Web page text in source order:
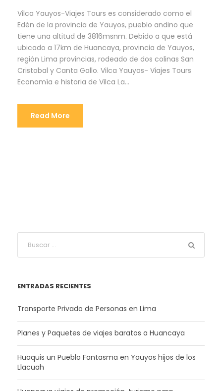
Vilca Yauyos-Viajes Tours es considerado como el
Edén de la provincia de Yauyos, pueblo andino que
tiene una altitud de 3816msnm. Debido a que está
ubicado a 17km de Huancaya, provincia de Yauyos,
región Lima provincias, rodeado de dos colinas San
Cristobal y Canta Gallo. Vilca Yauyos- Viajes Tours
Economía e historia de Vilca La...
Read More
ENTRADAS RECIENTES
Transporte Privado de Personas en Lima
Planes y Paquetes de viajes baratos a Huancaya
Huaquis un Pueblo Fantasma en Yauyos hijos de los
Llacuah